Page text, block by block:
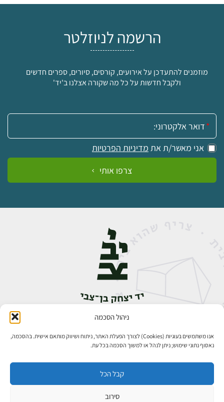
ניהול הסכמה
אנו משתמשים בעוגיות (Cookies) לצורך הפעלת האתר, ניתוח ושיווק מותאם אישית. בהסכמה,
נאסוף נתוני שימוש; ניתן לנהל או למשוך הסכמה בכל עת.
קבל הכל
סירוב
הרשמה לניוזלטר
מוזמנים להתעדכן על אירועים, קורסים, סיורים, ספרים חדשים
ולקבל חדשות על כל מה שקורה אצלנו ב'יד'
אימייל:
אני מאשר/ת את מדיניות הפרטיות
צרפו אותי
אבן גבירול 14, רחביה, ירושלים